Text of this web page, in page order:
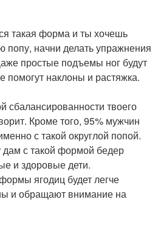
такая форма и ты хочешь
попу, начни делать упражнения
простые подъемы ног будут
наклоны и растяжка.
сбалансированности твоего
Кроме того, 95% мужчин
с такой округлой попой.
дам с такой формой бедер
и здоровые дети.
ягодиц будет легче
и обращают внимание на